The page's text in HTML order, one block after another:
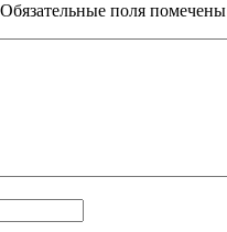
Обязательные поля